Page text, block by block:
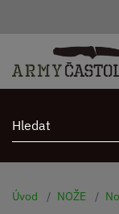
Úvod NOŽE